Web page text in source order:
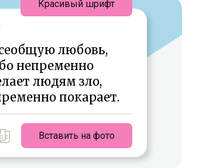
любовь,
непременно
людям зло,
покарает.
Вставить на фото
Красивый шрифт